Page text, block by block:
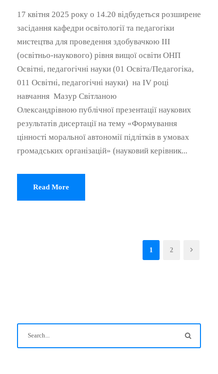
17 квітня 2025 року о 14.20 відбудеться розширене
засідання кафедри освітології та педагогіки
мистецтва для проведення здобувачкою ІІІ
(освітньо-наукового) рівня вищої освіти ОНП
Освітні, педагогічні науки (01 Освіта/Педагогіка,
011 Освітні, педагогічні науки) на ІV році
навчання Мазур Світланою
Олександрівною публічної презентації наукових
результатів дисертації на тему «Формування
цінності моральної автономії підлітків в умовах
громадських організацій» (науковий керівник...
Read More
1 2